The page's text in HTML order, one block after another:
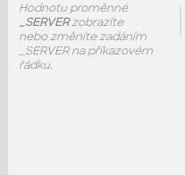
Hodnotu proměnné
_SERVERzobrazíte
nebo změníte zadáním
_SERVER na příkazovém
řádku.